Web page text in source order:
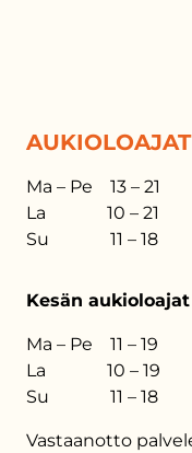
Ma – Pe 13 – 21
La 10 – 21
Su 11 – 18
Kesän aukioloajat
Ma – Pe 11 – 19
La 10 – 19
Su 11 – 18
Vastaanotto